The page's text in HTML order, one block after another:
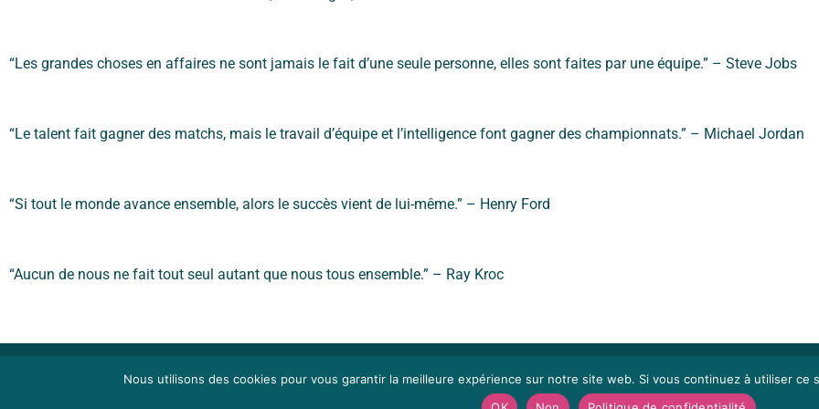
“Les grandes choses en affaires ne sont jamais le fait d’une seule personne, elles sont faites par une équipe.” – Steve Jobs
“Le talent fait gagner des matchs, mais le travail d’équipe et l’intelligence font gagner des championnats.” – Michael Jordan
“Si tout le monde avance ensemble, alors le succès vient de lui-même.” – Henry Ford
“Aucun de nous ne fait tout seul autant que nous tous ensemble.” – Ray Kroc
Mentions légales ©
Nous utilisons des cookies pour vous garantir la meilleure expérience sur notre site web. Si vous continuez à utiliser